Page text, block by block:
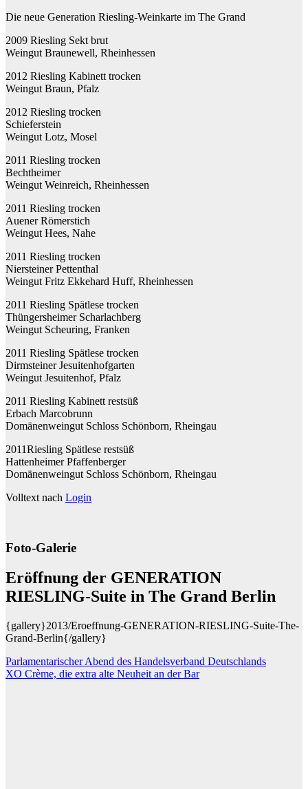
Die neue Generation Riesling-Weinkarte im The Grand
2009 Riesling Sekt brut
Weingut Braunewell, Rheinhessen
2012 Riesling Kabinett trocken
Weingut Braun, Pfalz
2012 Riesling trocken
Schieferstein
Weingut Lotz, Mosel
2011 Riesling trocken
Bechtheimer
Weingut Weinreich, Rheinhessen
2011 Riesling trocken
Auener Römerstich
Weingut Hees, Nahe
2011 Riesling trocken
Niersteiner Pettenthal
Weingut Fritz Ekkehard Huff, Rheinhessen
2011 Riesling Spätlese trocken
Thüngersheimer Scharlachberg
Weingut Scheuring, Franken
2011 Riesling Spätlese trocken
Dirmsteiner Jesuitenhofgarten
Weingut Jesuitenhof, Pfalz
2011 Riesling Kabinett restsüß
Erbach Marcobrunn
Domänenweingut Schloss Schönborn, Rheingau
2011Riesling Spätlese restsüß
Hattenheimer Pfaffenberger
Domänenweingut Schloss Schönborn, Rheingau
Volltext nach Login
Foto-Galerie
Eröffnung der GENERATION
RIESLING-Suite in The Grand Berlin
{gallery}2013/Eroeffnung-GENERATION-RIESLING-Suite-The-
Grand-Berlin{/gallery}
Beitragsnavigation
Parlamentarischer Abend des Handelsverband Deutschlands
XO Crème, die extra alte Neuheit an der Bar